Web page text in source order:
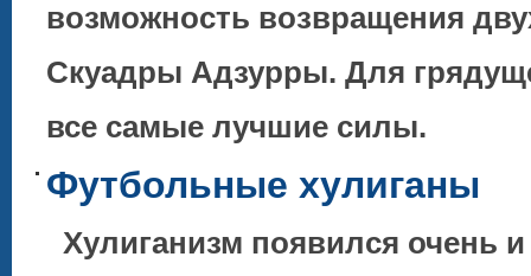
возможность возвращения
Скуадры Адзурры. Для
все самые лучшие силы.
Футбольные хулиганы
Хулиганизм появился очень